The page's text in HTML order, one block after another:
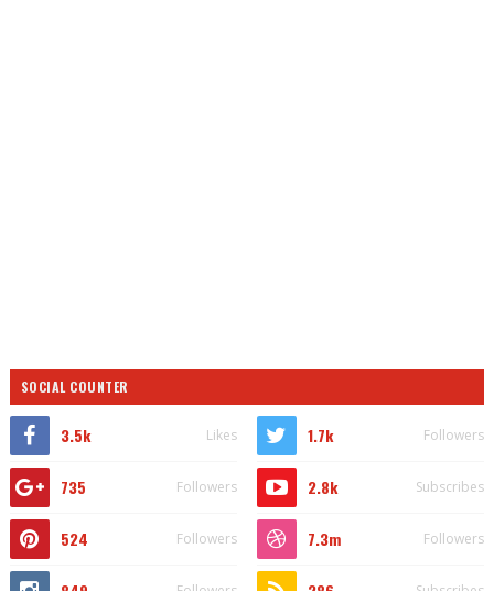
SOCIAL COUNTER
3.5k Likes 1.7k Followers
735 Followers 2.8k Subscribes
524 Followers 7.3m Followers